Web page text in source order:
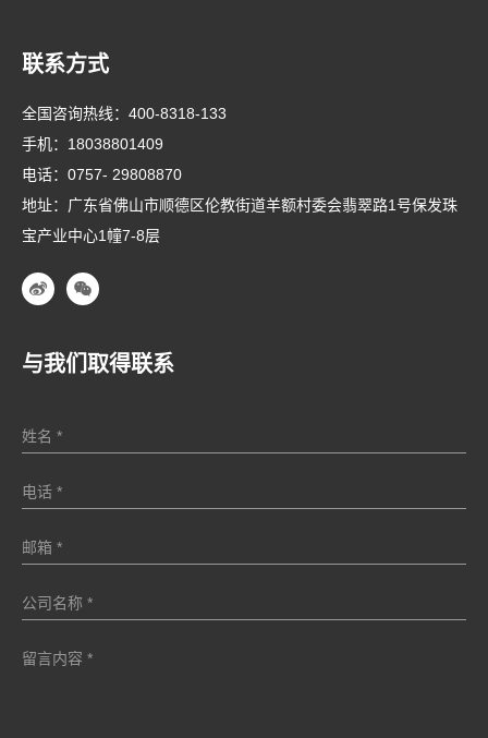
联系方式
全国咨询热线： 400-8318-133
手机： 18038801409
电话： 0757- 29808870
地址：广东省佛山市顺德区伦教街道羊额村委会翡翠路1号保发珠
宝产业中心1幢7-8层
与我们取得联系